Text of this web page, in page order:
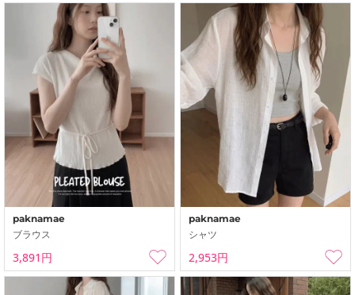
paknamae
ブラウス
3,891円
paknamae
シャツ
2,953円